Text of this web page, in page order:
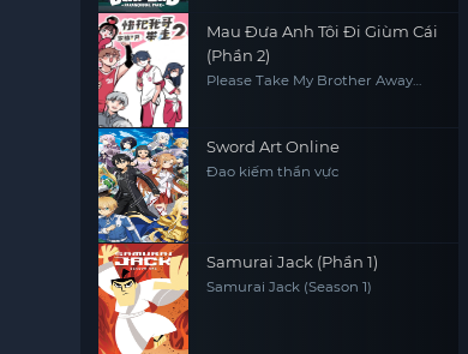
Mau Đưa Anh Tôi Đi Giùm Cái
(Phần 2)
Please Take My Brother Away
Sword Art Online
Đao kiếm thần vực
Samurai Jack (Phần 1)
Samurai Jack (Season 1)